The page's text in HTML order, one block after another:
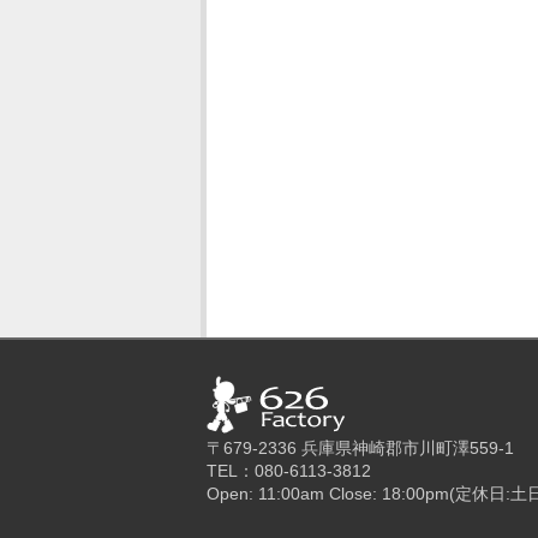
〒679-2336 兵庫県神崎郡市川町澤559-1
TEL：080-6113-3812
Open: 11:00am Close: 18:00pm(定休日:土